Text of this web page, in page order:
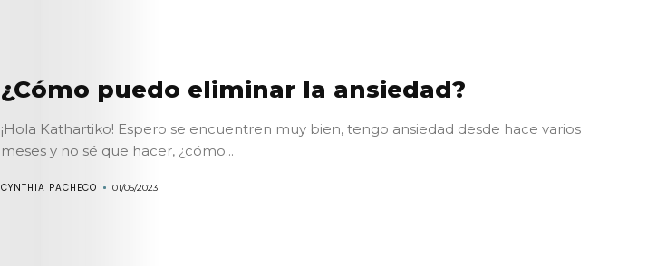
¿Cómo puedo eliminar la ansiedad?
¡Hola Kathartiko! Espero se encuentren muy bien, tengo ansiedad desde hace varios
meses y no sé que hacer, ¿cómo...
CYNTHIA PACHECO 01/05/2023